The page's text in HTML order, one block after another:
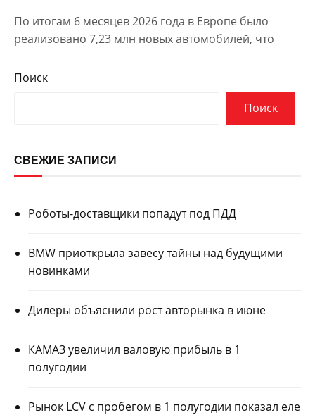
По итогам 6 месяцев 2026 года в Европе было
реализовано 7,23 млн новых автомобилей, что
Поиск
Поиск
СВЕЖИЕ ЗАПИСИ
Роботы-доставщики попадут под ПДД
BMW приоткрыла завесу тайны над будущими
новинками
Дилеры объяснили рост авторынка в июне
КАМАЗ увеличил валовую прибыль в 1
полугодии
Рынок LCV с пробегом в 1 полугодии показал еле